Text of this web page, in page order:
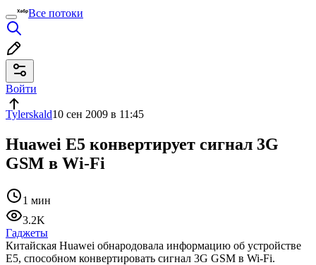
Все потоки
Войти
Tylerskald10 сен 2009 в 11:45
Huawei E5 конвертирует сигнал 3G
GSM в Wi-Fi
1 мин
3.2K
Гаджеты
Китайская Huawei обнародовала информацию об устройстве
E5, способном конвертировать сигнал 3G GSM в Wi-Fi.